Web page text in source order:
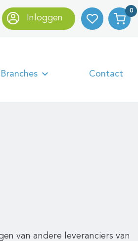
0
Inloggen
Branches Contact
van andere leveranciers van